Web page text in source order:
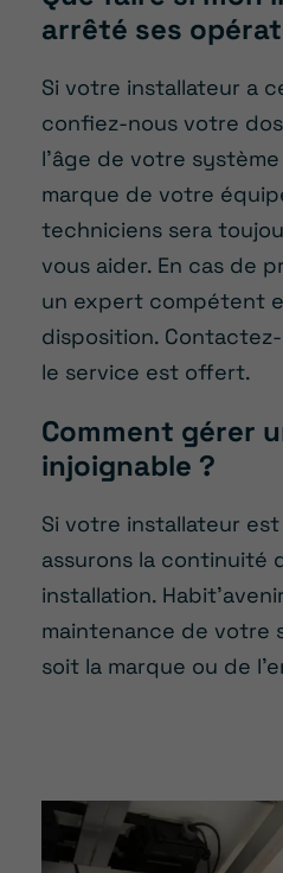
arrêté ses
Si votre installateur a
confiez-nous votre
l’âge de votre
marque de votre
techniciens sera
vous aider. En cas de
un expert compétent
disposition.
le service est offert.
Comment gérer
injoignable ?
Si votre installateur
assurons la continuité
installation.
maintenance de votre
soit la marque ou de